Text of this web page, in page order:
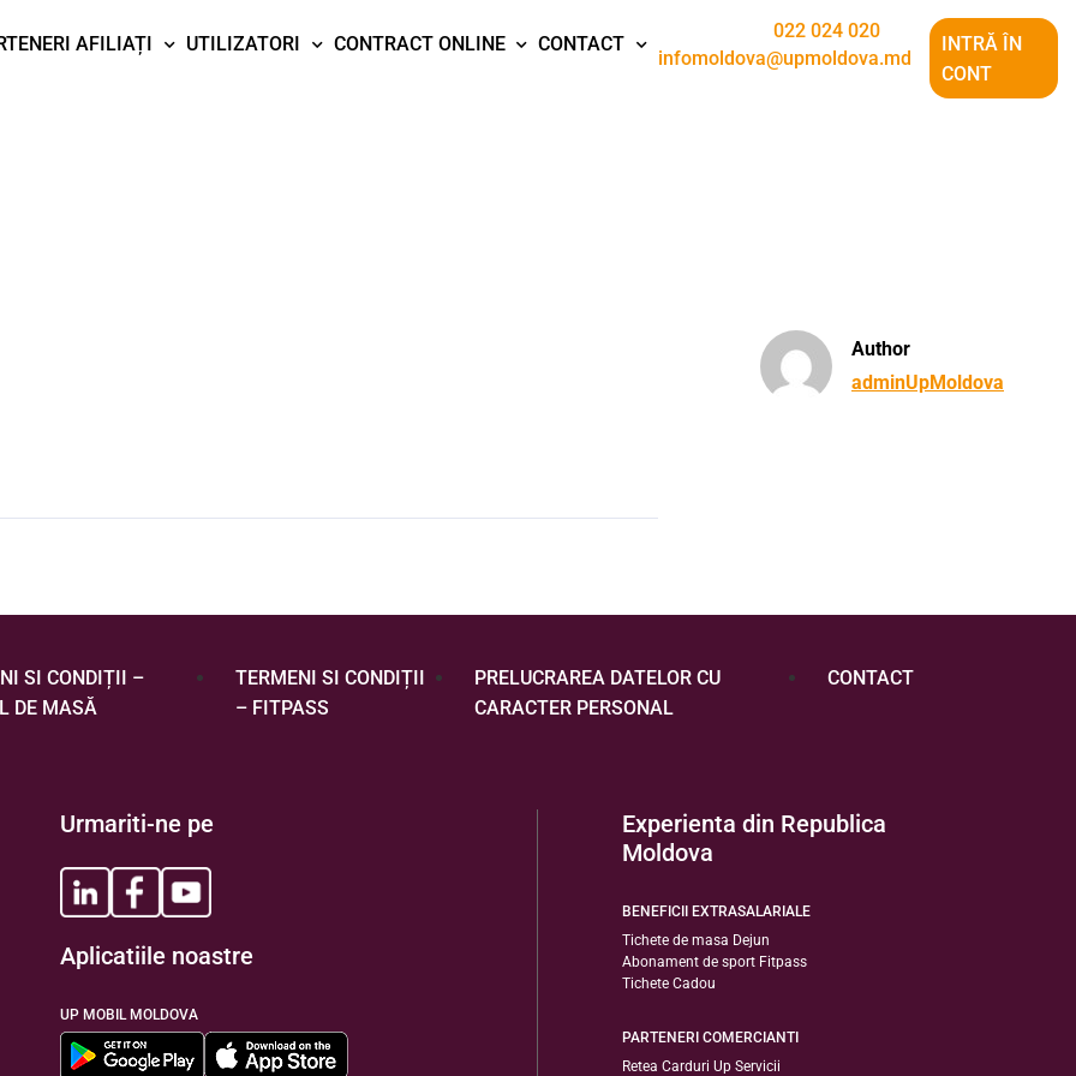
AFILIAȚI UTILIZATORI CONTRACT ONLINE CONTACT
022 024 020
infomoldova@upmoldova.md
INTRĂ ÎN
CONT
Author
adminUpMoldova
SI CONDIȚII –
DE MASĂ
TERMENI SI CONDIȚII
– FITPASS
PRELUCRAREA DATELOR CU
CARACTER PERSONAL
CONTACT
Urmariti-ne pe
Aplicatiile noastre
UP MOBIL MOLDOVA
Experienta din Republica
Moldova
BENEFICII EXTRASALARIALE
Tichete de masa Dejun
Abonament de sport Fitpass
Tichete Cadou
PARTENERI COMERCIANTI
Retea Carduri Up Servicii